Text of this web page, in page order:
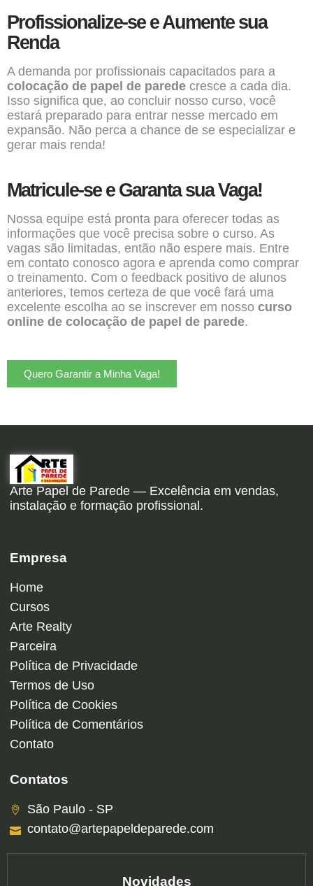
Profissionalize-se e Aumente sua
Renda
A demanda por profissionais capacitados para a
colocação de papel de parede cresce a cada dia.
Isso significa que, ao concluir nosso curso, você
estará preparado para entrar nesse mercado em
expansão. Não perca a chance de se especializar e
gerar mais renda!
Matricule-se e Garanta sua Vaga!
Nossa equipe está pronta para oferecer todas as
informações que você precisa sobre o curso. As
vagas são limitadas, então não espere mais. Entre
em contato conosco agora e aprenda como comprar
o treinamento. Com o feedback positivo de alunos
anteriores, temos certeza de que você fará uma
excelente escolha ao se inscrever em nosso curso
online de colocação de papel de parede.
Quero Garantir a Minha Vaga!
Arte Papel de Parede — Excelência em vendas,
instalação e formação profissional.
Empresa
Home
Cursos
Arte Realty
Parceira
Política de Privacidade
Termos de Uso
Política de Cookies
Política de Comentários
Contato
Contatos
São Paulo - SP
contato@artepapeldeparede.com
Novidades